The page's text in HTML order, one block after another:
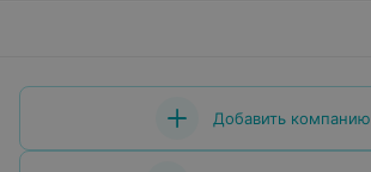
Добавить компанию